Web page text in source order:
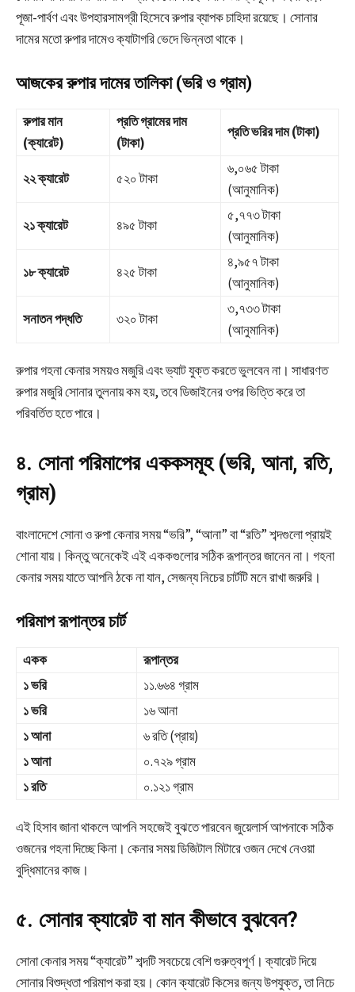
পূজা-পার্বণ এবং উপহারসামগ্রী হিসেবে রুপার ব্যাপক চাহিদা রয়েছে। সোনার
দামের মতো রুপার দামেও ক্যাটাগরি ভেদে ভিন্নতা থাকে।
আজকের রুপার দামের তালিকা (ভরি ও গ্রাম)
রুপার মান
(ক্যারেট)
প্রতি গ্রামের দাম
(টাকা)
প্রতি ভরির দাম (টাকা)
২২ ক্যারেট ৫২০ টাকা
৬,০৬৫ টাকা
(আনুমানিক)
২১ ক্যারেট ৪৯৫ টাকা
৫,৭৭৩ টাকা
(আনুমানিক)
১৮ ক্যারেট ৪২৫ টাকা
৪,৯৫৭ টাকা
(আনুমানিক)
সনাতন পদ্ধতি ৩২০ টাকা
৩,৭৩৩ টাকা
(আনুমানিক)
রুপার গহনা কেনার সময়ও মজুরি এবং ভ্যাট যুক্ত করতে ভুলবেন না। সাধারণত
রুপার মজুরি সোনার তুলনায় কম হয়, তবে ডিজাইনের ওপর ভিত্তি করে তা
পরিবর্তিত হতে পারে।
৪. সোনা পরিমাপের এককসমূহ (ভরি, আনা, রতি,
গ্রাম)
বাংলাদেশে সোনা ও রুপা কেনার সময় “ভরি”, “আনা” বা “রতি” শব্দগুলো প্রায়ই
শোনা যায়। কিন্তু অনেকেই এই এককগুলোর সঠিক রূপান্তর জানেন না। গহনা
কেনার সময় যাতে আপনি ঠকে না যান, সেজন্য নিচের চার্টটি মনে রাখা জরুরি।
পরিমাপ রূপান্তর চার্ট
একক
রূপান্তর
১ ভরি
১১.৬৬৪ গ্রাম
১ ভরি
১৬ আনা
১ আনা
৬ রতি (প্রায়)
১ আনা
০.৭২৯ গ্রাম
১ রতি
০.১২১ গ্রাম
এই হিসাব জানা থাকলে আপনি সহজেই বুঝতে পারবেন জুয়েলার্স আপনাকে সঠিক
ওজনের গহনা দিচ্ছে কিনা। কেনার সময় ডিজিটাল মিটারে ওজন দেখে নেওয়া
বুদ্ধিমানের কাজ।
৫. সোনার ক্যারেট বা মান কীভাবে বুঝবেন?
সোনা কেনার সময় “ক্যারেট” শব্দটি সবচেয়ে বেশি গুরুত্বপূর্ণ। ক্যারেট দিয়ে
সোনার বিশুদ্ধতা পরিমাপ করা হয়। কোন ক্যারেট কিসের জন্য উপযুক্ত, তা নিচে